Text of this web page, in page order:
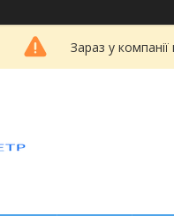
Зараз у